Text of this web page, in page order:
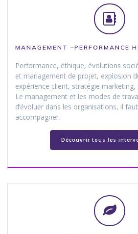
MANAGEMENT –PERFORMANCE
Performance, éthique, évolutions
et management de projet, explosion
expérience client, stratégie
Le management et les modes de
d’évoluer dans les organisations, il
accompagner.
Découvrir tous les